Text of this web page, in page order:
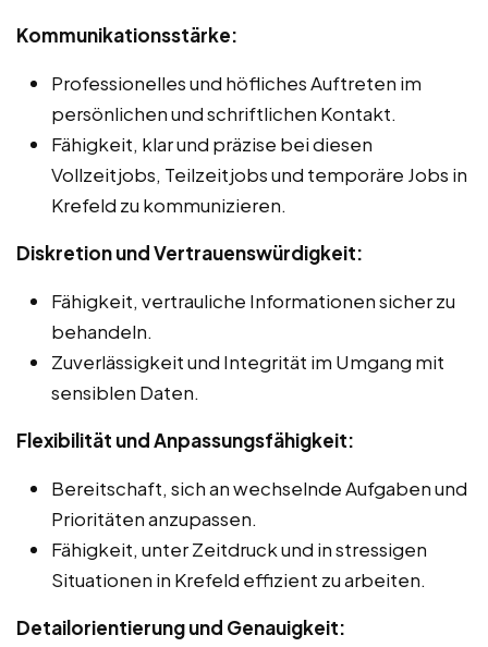
Kommunikationsstärke:
Professionelles und höfliches Auftreten im
persönlichen und schriftlichen Kontakt.
Fähigkeit, klar und präzise bei diesen
Vollzeitjobs, Teilzeitjobs und temporäre Jobs in
Krefeld zu kommunizieren.
Diskretion und Vertrauenswürdigkeit:
Fähigkeit, vertrauliche Informationen sicher zu
behandeln.
Zuverlässigkeit und Integrität im Umgang mit
sensiblen Daten.
Flexibilität und Anpassungsfähigkeit:
Bereitschaft, sich an wechselnde Aufgaben und
Prioritäten anzupassen.
Fähigkeit, unter Zeitdruck und in stressigen
Situationen in Krefeld effizient zu arbeiten.
Detailorientierung und Genauigkeit: